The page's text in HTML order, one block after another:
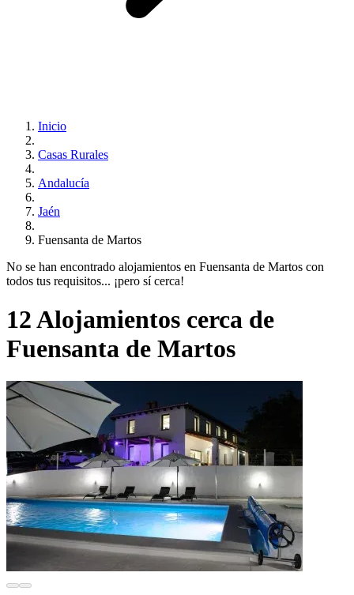
Inicio
Casas Rurales
Andalucía
Jaén
Fuensanta de Martos
No se han encontrado alojamientos en Fuensanta de Martos con
todos tus requisitos... ¡pero sí cerca!
12 Alojamientos cerca de
Fuensanta de Martos